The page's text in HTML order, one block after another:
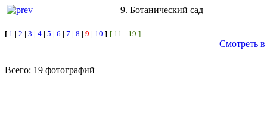
9. Ботанический сад
[ 1 | 2 | 3 | 4 | 5 | 6 | 7 | 8 | 9 | 10 ] [ 11 - 19 ]
Смотреть
Всего: 19 фотографий